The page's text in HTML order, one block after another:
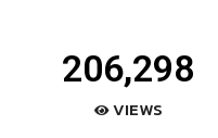
206,298
VIEWS